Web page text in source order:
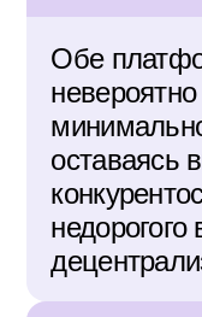
Обе
оставаясь